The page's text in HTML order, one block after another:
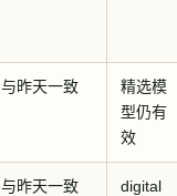
与昨天一致
精选模
型仍有
效
与昨天一致
digital